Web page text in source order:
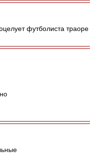
футболиста траоре